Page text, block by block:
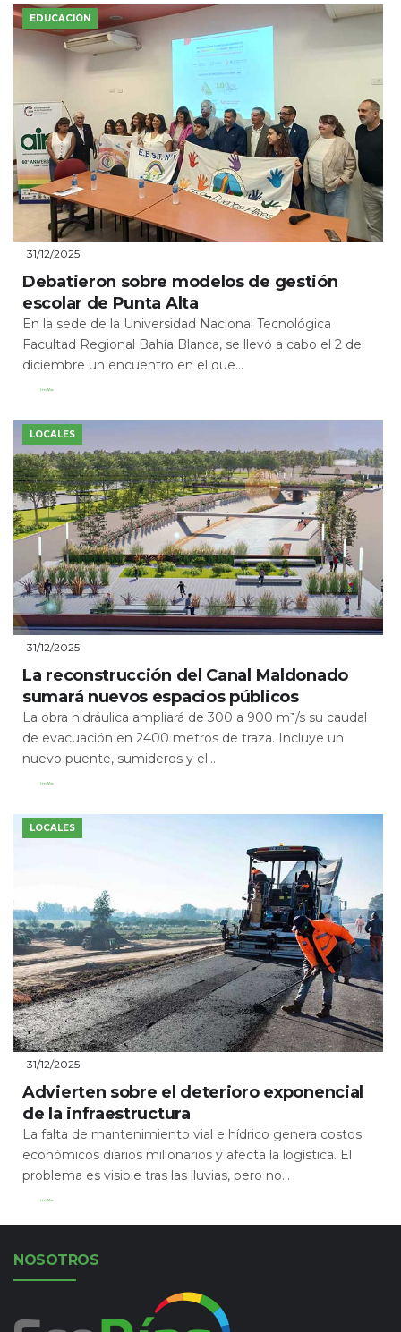
EDUCACIÓN
31/12/2025
Debatieron sobre modelos de gestión
escolar de Punta Alta
En la sede de la Universidad Nacional Tecnológica
Facultad Regional Bahía Blanca, se llevó a cabo el 2 de
diciembre un encuentro en el que...
Leer Más
LOCALES
31/12/2025
La reconstrucción del Canal Maldonado
sumará nuevos espacios públicos
La obra hidráulica ampliará de 300 a 900 m³/s su caudal
de evacuación en 2400 metros de traza. Incluye un
nuevo puente, sumideros y el...
Leer Más
LOCALES
31/12/2025
Advierten sobre el deterioro exponencial
de la infraestructura
La falta de mantenimiento vial e hídrico genera costos
económicos diarios millonarios y afecta la logística. El
problema es visible tras las lluvias, pero no...
Leer Más
NOSOTROS